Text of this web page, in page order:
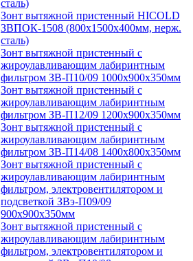
сталь)
Зонт вытяжной пристенный HICOLD
ЗВПОК-1508 (800х1500х400мм, нерж.
сталь)
Зонт вытяжной пристенный с
жироулавливающим лабиринтным
фильтром ЗВ-П10/09 1000х900х350мм
Зонт вытяжной пристенный с
жироулавливающим лабиринтным
фильтром ЗВ-П12/09 1200х900х350мм
Зонт вытяжной пристенный с
жироулавливающим лабиринтным
фильтром ЗВ-П14/08 1400х800х350мм
Зонт вытяжной пристенный с
жироулавливающим лабиринтным
фильтром, электровентилятором и
подсветкой ЗВэ-П09/09
900х900х350мм
Зонт вытяжной пристенный с
жироулавливающим лабиринтным
фильтром, электровентилятором и